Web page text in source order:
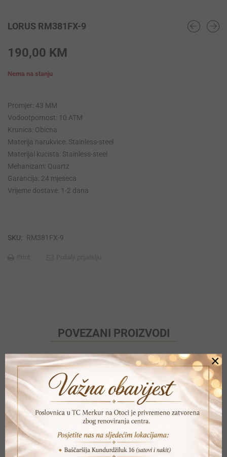
LORUS RM381FX-9
190,00 KM
Nema na stanju
Promjer: 43 MM
Vodootpornost: 10 ATM
Krunica: Obicna
Materija narukvice: Stainless-steel
Materijal kucista: Stainless-steel
Mehanizam: Quartz
Garancija: 24 mjeseca
Vrijeme dostave: 1-2 dana
SKU: RM381FX-9
POVEZANI PROIZVODI
×